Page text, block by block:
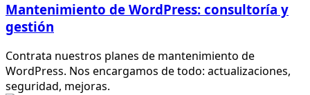
Mantenimiento de WordPress: consultoría y
gestión
Contrata nuestros planes de mantenimiento de
WordPress. Nos encargamos de todo: actualizaciones,
seguridad, mejoras.